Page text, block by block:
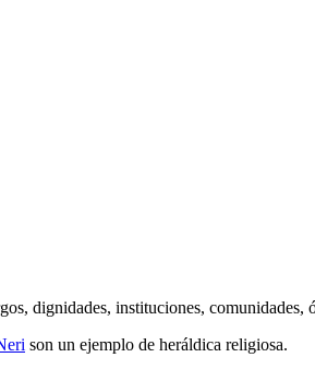
dignidades, instituciones,
son un ejemplo de heráldica religiosa.